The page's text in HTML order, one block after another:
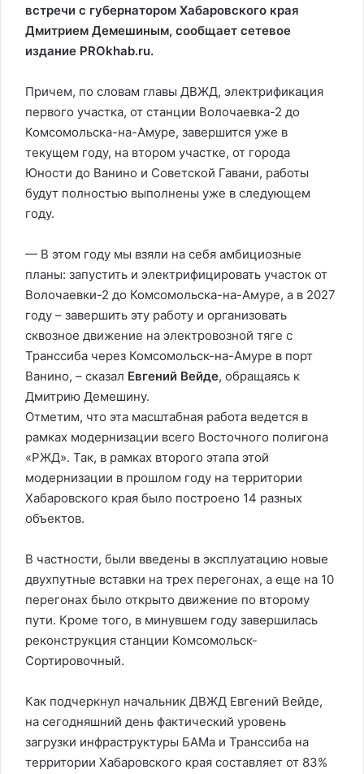
встречи с губернатором Хабаровского края
Дмитрием Демешиным, сообщает сетевое
издание PROkhab.ru.
Причем, по словам главы ДВЖД, электрификация
первого участка, от станции Волочаевка-2 до
Комсомольска-на-Амуре, завершится уже в
текущем году, на втором участке, от города
Юности до Ванино и Советской Гавани, работы
будут полностью выполнены уже в следующем
году.
— В этом году мы взяли на себя амбициозные
планы: запустить и электрифицировать участок от
Волочаевки-2 до Комсомольска-на-Амуре, а в 2027
году – завершить эту работу и организовать
сквозное движение на электровозной тяге с
Транссиба через Комсомольск-на-Амуре в порт
Ванино, – сказал Евгений Вейде, обращаясь к
Дмитрию Демешину.
Отметим, что эта масштабная работа ведется в
рамках модернизации всего Восточного полигона
«РЖД». Так, в рамках второго этапа этой
модернизации в прошлом году на территории
Хабаровского края было построено 14 разных
объектов.
В частности, были введены в эксплуатацию новые
двухпутные вставки на трех перегонах, а еще на 10
перегонах было открыто движение по второму
пути. Кроме того, в минувшем году завершилась
реконструкция станции Комсомольск-
Сортировочный.
Как подчеркнул начальник ДВЖД Евгений Вейде,
на сегодняшний день фактический уровень
загрузки инфраструктуры БАМа и Транссиба на
территории Хабаровского края составляет от 83%